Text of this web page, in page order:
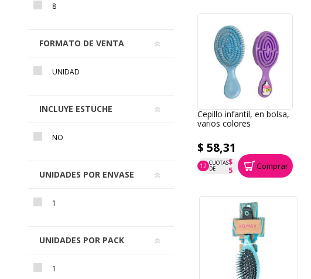
Cepillo infantil, en bolsa,
varios colores
$ 58,31
12 CUOTAS
DE
$
5
P.T.F. $ 58 Comprar
8
FORMATO DE VENTA
UNIDAD
INCLUYE ESTUCHE
NO
UNIDADES POR ENVASE
1
UNIDADES POR PACK
1